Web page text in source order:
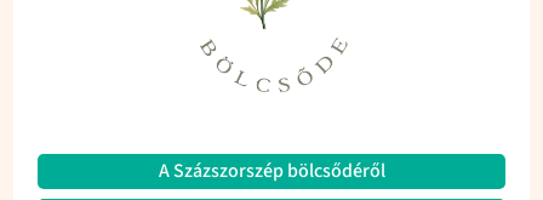
A Százszorszép bölcsődéről